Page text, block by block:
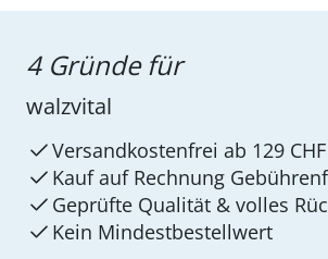
4 Gründe für
walzvital
Versandkostenfrei ab 129 CHF
Kauf auf Rechnung
Geprüfte Qualität & volles
Kein Mindest­bestellwert